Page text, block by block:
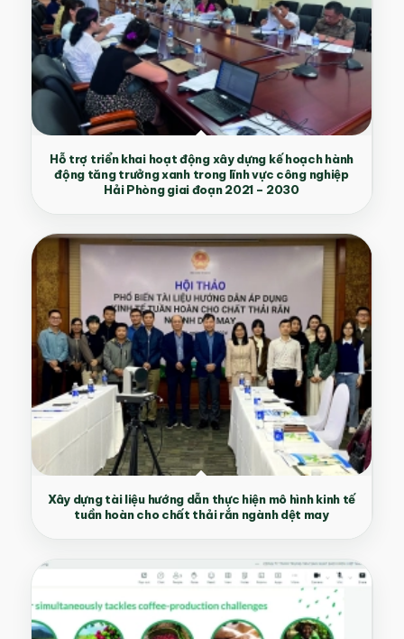
Hỗ trợ triển khai hoạt động xây dựng kế hoạch hành
động tăng trưởng xanh trong lĩnh vực công nghiệp
Hải Phòng giai đoạn 2021 – 2030
Xây dựng tài liệu hướng dẫn thực hiện mô hình kinh tế
tuần hoàn cho chất thải rắn ngành dệt may